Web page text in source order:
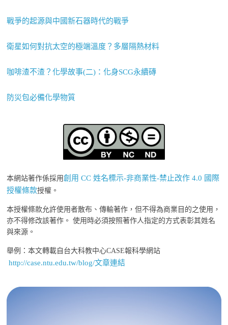
戰爭的起源與中國新石器時代的戰爭
衛星如何對抗太空的極端溫度？多層隔熱材料
咖啡渣不渣？化學故事(二)：化身SCG永續磚
防災包必備化學物質
本網站著作係採用創用 CC 姓名標示-非商業性-禁止改作 4.0 國際
授權條款授權。
本授權條款允許使用者散布、傳輸著作，但不得為商業目的之使用，
亦不得修改該著作。 使用時必須按照著作人指定的方式表彰其姓名
與來源。
舉例：本文轉載自台大科教中心CASE報科學網站
http://case.ntu.edu.tw/blog/文章連結